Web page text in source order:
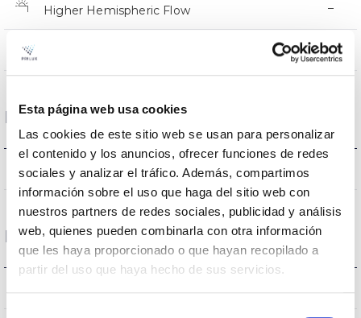
Esta página web usa cookies
Las cookies de este sitio web se usan para personalizar
el contenido y los anuncios, ofrecer funciones de redes
sociales y analizar el tráfico. Además, compartimos
información sobre el uso que haga del sitio web con
nuestros partners de redes sociales, publicidad y análisis
web, quienes pueden combinarla con otra información
que les haya proporcionado o que hayan recopilado a
partir del uso que haya hecho de sus servicios.
Higher Hemispheric Flow –
–
Housing and Finish
Current (A) –
Performance